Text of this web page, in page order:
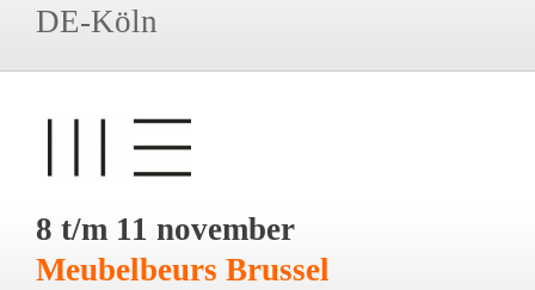
DE-Köln
8 t/m 11 november
Meubelbeurs Brussel